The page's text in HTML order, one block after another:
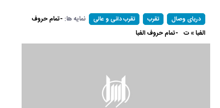
دریای وصال تقرب تقرب دانی و عالی نمایه ها: -تمام حروف
الفبا » ت -تمام حروف الفبا